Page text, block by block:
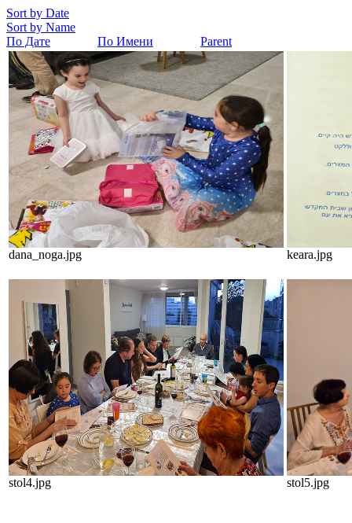
Sort by Date
Sort by Name
По Дате
По Имени Parent
dana_noga.jpg keara.jpg
stol4.jpg stol5.jpg